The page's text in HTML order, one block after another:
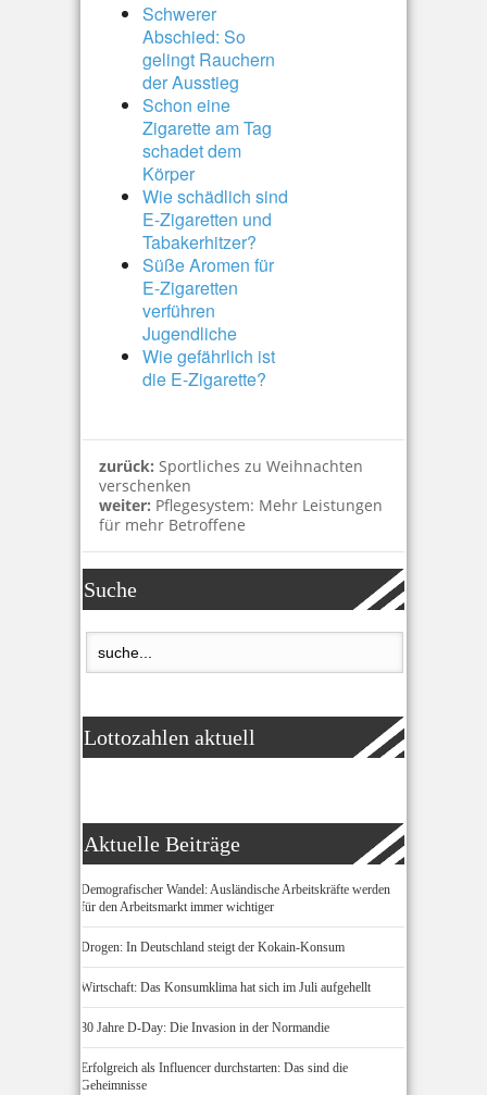
Schwerer
Abschied: So
gelingt Rauchern
der Ausstieg
Schon eine
Zigarette am Tag
schadet dem
Körper
Wie schädlich sind
E-Zigaretten und
Tabakerhitzer?
Süße Aromen für
E-Zigaretten
verführen
Jugendliche
Wie gefährlich ist
die E-Zigarette?
zurück: Sportliches zu Weihnachten
verschenken
weiter: Pflegesystem: Mehr Leistungen
für mehr Betroffene
Suche
Lottozahlen aktuell
Aktuelle Beiträge
Demografischer Wandel: Ausländische Arbeitskräfte werden
für den Arbeitsmarkt immer wichtiger
Drogen: In Deutschland steigt der Kokain-Konsum
Wirtschaft: Das Konsumklima hat sich im Juli aufgehellt
80 Jahre D-Day: Die Invasion in der Normandie
Erfolgreich als Influencer durchstarten: Das sind die
Geheimnisse